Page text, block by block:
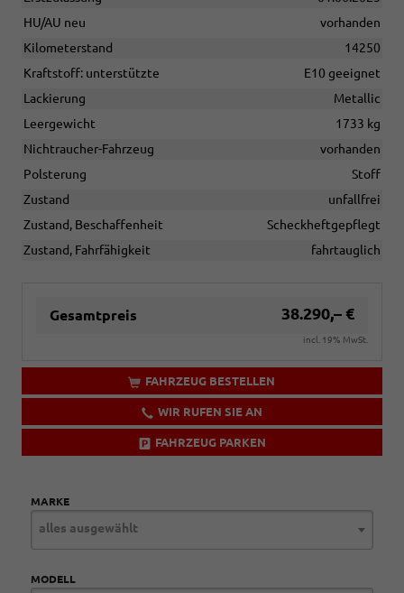
HU/AU neu
vorhanden
Kilometerstand
14250
Kraftstoff: unterstützte
E10 geeignet
Lackierung
Metallic
Leergewicht
1733 kg
Nichtraucher-Fahrzeug
vorhanden
Polsterung
Stoff
Zustand
unfallfrei
Zustand, Beschaffenheit
Scheckheftgepflegt
Zustand, Fahrfähigkeit
fahrtauglich
Gesamtpreis 38.290,– €
incl. 19% MwSt.
FAHRZEUG BESTELLEN
WIR RUFEN SIE AN
FAHRZEUG PARKEN
MARKE
alles ausgewählt
MODELL